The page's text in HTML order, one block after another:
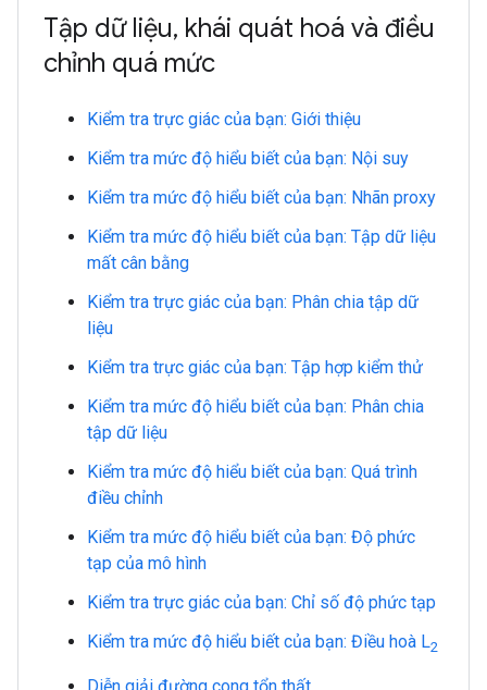
Tập dữ liệu, khái quát hoá và điều
chỉnh quá mức
Kiểm tra trực giác của bạn: Giới thiệu
Kiểm tra mức độ hiểu biết của bạn: Nội suy
Kiểm tra mức độ hiểu biết của bạn: Nhãn proxy
Kiểm tra mức độ hiểu biết của bạn: Tập dữ liệu
mất cân bằng
Kiểm tra trực giác của bạn: Phân chia tập dữ
liệu
Kiểm tra trực giác của bạn: Tập hợp kiểm thử
Kiểm tra mức độ hiểu biết của bạn: Phân chia
tập dữ liệu
Kiểm tra mức độ hiểu biết của bạn: Quá trình
điều chỉnh
Kiểm tra mức độ hiểu biết của bạn: Độ phức
tạp của mô hình
Kiểm tra trực giác của bạn: Chỉ số độ phức tạp
Kiểm tra mức độ hiểu biết của bạn: Điều hoà L2